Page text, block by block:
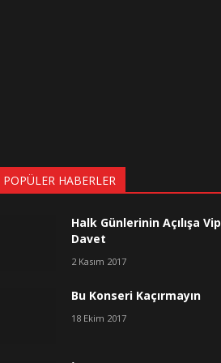
POPÜLER HABERLER
Halk Günlerinin Açılışa Vip
Davet
2 Kasım 2017
Bu Konseri Kaçırmayın
18 Ekim 2017